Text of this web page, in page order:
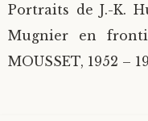
Portraits de J.-K.
Mugnier en
MOUSSET, 1952 –